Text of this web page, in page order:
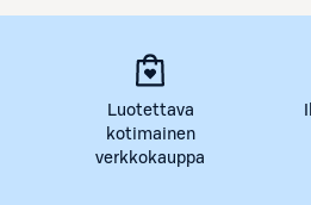
Luotettava
kotimainen
verkkokauppa